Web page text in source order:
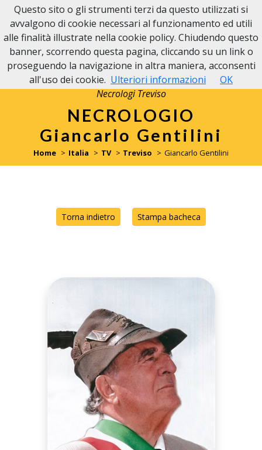
Necrologi Treviso
NECROLOGIO
Giancarlo Gentilini
Home Italia TV Treviso Giancarlo Gentilini
Torna indietro Stampa bacheca
Questo sito o gli strumenti terzi da questo utilizzati si
avvalgono di cookie necessari al funzionamento ed utili
alle finalità illustrate nella cookie policy. Chiudendo questo
banner, scorrendo questa pagina, cliccando su un link o
proseguendo la navigazione in altra maniera, acconsenti
all'uso dei cookie. Ulteriori informazioni OK